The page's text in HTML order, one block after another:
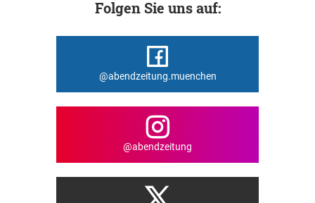
Folgen Sie uns auf:
@abendzeitung.muenchen
@abendzeitung